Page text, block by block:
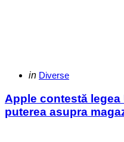
Categories
Posted
in Diverse
Apple contestă legea
puterea asupra